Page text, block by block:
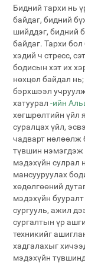
Бидний тархи нь
байдаг, бидний
шийддэг, бидний
байдаг. Тархи
хэдий ч стресс,
бодисын хэт их
нөхцөл байдал
бэрхшээл
хатуурал -ийн
хөгшрөлтийн үйл
суралцах үйл,
чадварт нөлөөлж
түвшин нэмэгдэж
мэдэхүйн сулрал
мансууруулах
хөдөлгөөний
мэдэхүйн
сургууль, ажил
сургалтын үр
техникийг
хадгалахыг
мэдэхүйн